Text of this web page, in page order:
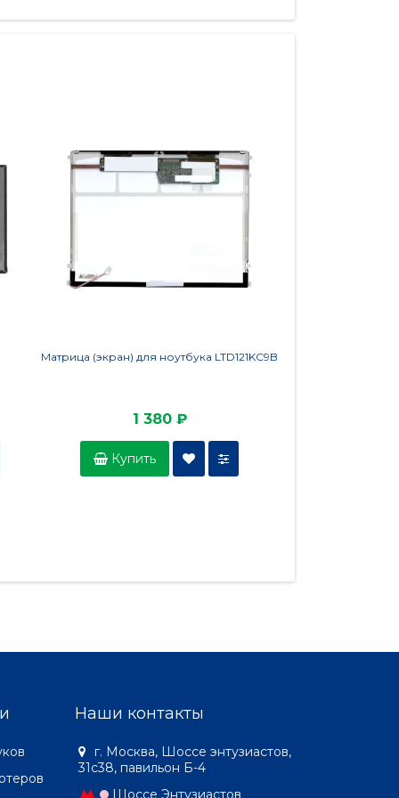
Матрица (экран) для ноутбука LTD121KC9B
1 380 ₽
Купить
Наши контакты
г. Москва, Шоссе энтузиастов,
31с38, павильон Б-4
Шоссе Энтузиастов